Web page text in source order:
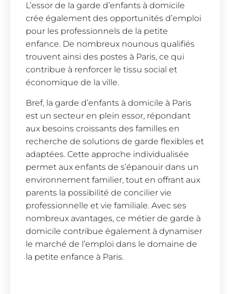
L’essor de la garde d’enfants à domicile
crée également des opportunités d’emploi
pour les professionnels de la petite
enfance. De nombreux nounous qualifiés
trouvent ainsi des postes à Paris, ce qui
contribue à renforcer le tissu social et
économique de la ville.
Bref, la garde d’enfants à domicile à Paris
est un secteur en plein essor, répondant
aux besoins croissants des familles en
recherche de solutions de garde flexibles et
adaptées. Cette approche individualisée
permet aux enfants de s’épanouir dans un
environnement familier, tout en offrant aux
parents la possibilité de concilier vie
professionnelle et vie familiale. Avec ses
nombreux avantages, ce métier de garde à
domicile contribue également à dynamiser
le marché de l’emploi dans le domaine de
la petite enfance à Paris.